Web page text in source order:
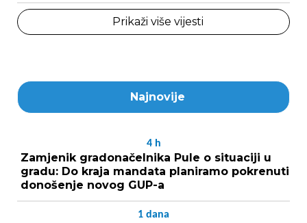
Prikaži više vijesti
Najnovije
4 h
Zamjenik gradonačelnika Pule o situaciji u
gradu: Do kraja mandata planiramo pokrenuti
donošenje novog GUP-a
1 dana